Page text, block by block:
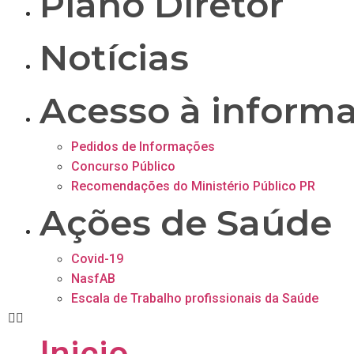
Notícias
Acesso à
Pedidos de Informações
Concurso Público
Recomendações do Ministério Público PR
Ações de Saúde
Covid-19
NasfAB
Escala de Trabalho profissionais da Saúde